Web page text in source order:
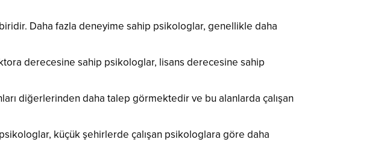
Daha fazla deneyime sahip psikologlar, genellikle daha
derecesine sahip psikologlar, lisans derecesine sahip
diğerlerinden daha talep görmektedir ve bu alanlarda çalışan
psikologlar, küçük şehirlerde çalışan psikologlara göre daha